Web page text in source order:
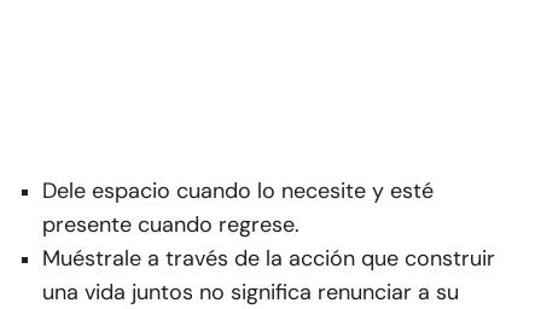
Dele espacio cuando lo necesite y esté
presente cuando regrese.
Muéstrale a través de la acción que construir
una vida juntos no significa renunciar a su